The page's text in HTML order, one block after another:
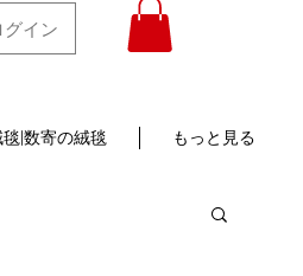
イン
|数寄の絨毯 もっと見る